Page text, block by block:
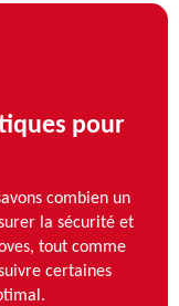
pour
combien un
la sécurité et
tout comme
certaines